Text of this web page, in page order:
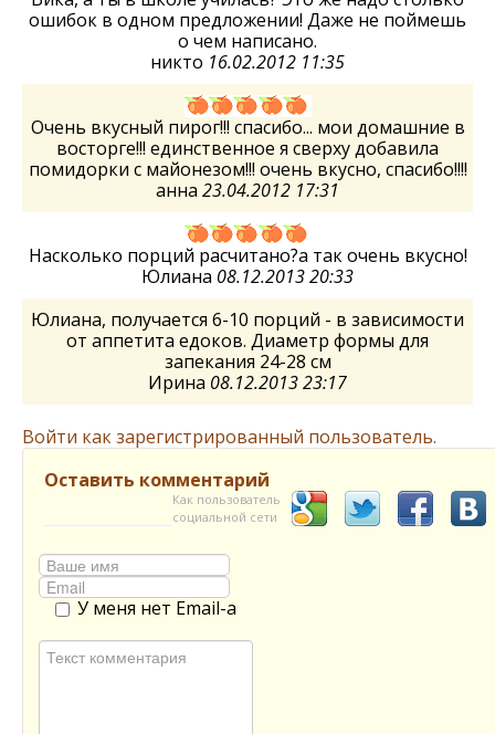
ошибок в одном предложении! Даже не поймешь
о чем написано.
никто 16.02.2012 11:35
Очень вкусный пирог!!! спасибо... мои домашние в
восторге!!! единственное я сверху добавила
помидорки с майонезом!!! очень вкусно, спасибо!!!!
анна 23.04.2012 17:31
Насколько порций расчитано?а так очень вкусно!
Юлиана 08.12.2013 20:33
Юлиана, получается 6-10 порций - в зависимости
от аппетита едоков. Диаметр формы для
запекания 24-28 см
Ирина 08.12.2013 23:17
Войти как зарегистрированный пользователь.
Оставить комментарий
Как пользователь
социальной сети
У меня нет Email-а